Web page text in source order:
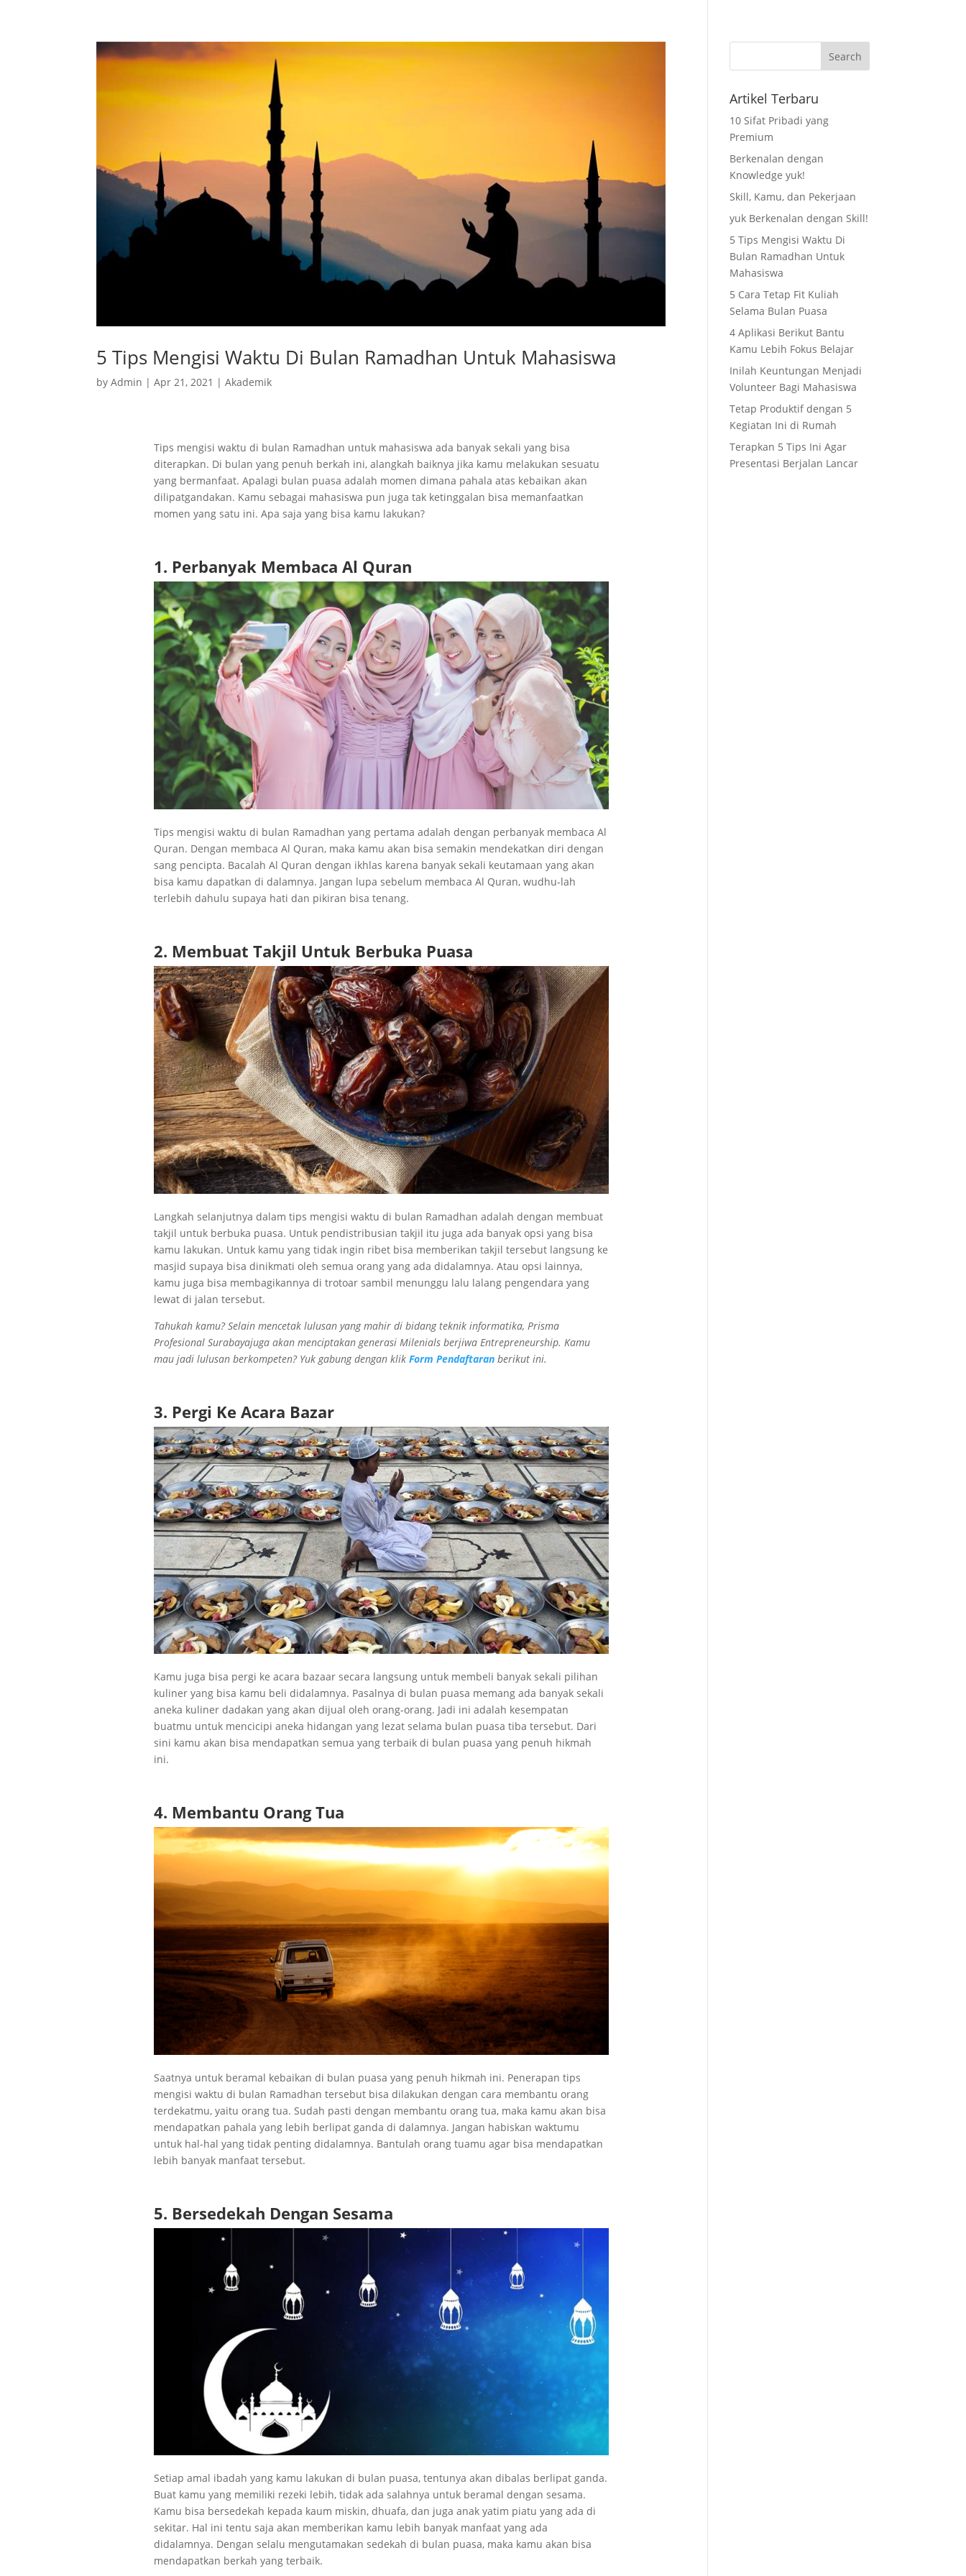
5 Tips Mengisi Waktu Di Bulan Ramadhan Untuk Mahasiswa
byAdmin |Apr 21, 2021 |Akademik
Tips mengisi waktu di bulan Ramadhan untuk mahasiswa ada banyak sekali yang bisa
diterapkan. Di bulan yang penuh berkah ini, alangkah baiknya jika kamu melakukan sesuatu
yang bermanfaat. Apalagi bulan puasa adalah momen dimana pahala atas kebaikan akan
dilipatgandakan. Kamu sebagai mahasiswa pun juga tak ketinggalan bisa memanfaatkan
momen yang satu ini. Apa saja yang bisa kamu lakukan?
1. Perbanyak Membaca Al Quran
Tips mengisi waktu di bulan Ramadhan yang pertama adalah dengan perbanyak membaca Al
Quran. Dengan membaca Al Quran, maka kamu akan bisa semakin mendekatkan diri dengan
sang pencipta. Bacalah Al Quran dengan ikhlas karena banyak sekali keutamaan yang akan
bisa kamu dapatkan di dalamnya. Jangan lupa sebelum membaca Al Quran, wudhu-lah
terlebih dahulu supaya hati dan pikiran bisa tenang.
2. Membuat Takjil Untuk Berbuka Puasa
Langkah selanjutnya dalam tips mengisi waktu di bulan Ramadhan adalah dengan membuat
takjil untuk berbuka puasa. Untuk pendistribusian takjil itu juga ada banyak opsi yang bisa
kamu lakukan. Untuk kamu yang tidak ingin ribet bisa memberikan takjil tersebut langsung ke
masjid supaya bisa dinikmati oleh semua orang yang ada didalamnya. Atau opsi lainnya,
kamu juga bisa membagikannya di trotoar sambil menunggu lalu lalang pengendara yang
lewat di jalan tersebut.
Tahukah kamu? Selain mencetak lulusan yang mahir di bidang teknik informatika, Prisma
Profesional Surabayajuga akan menciptakan generasi Milenials berjiwa Entrepreneurship. Kamu
mau jadi lulusan berkompeten? Yuk gabung dengan klik Form Pendaftaranberikut ini.
3. Pergi Ke Acara Bazar
Kamu juga bisa pergi ke acara bazaar secara langsung untuk membeli banyak sekali pilihan
kuliner yang bisa kamu beli didalamnya. Pasalnya di bulan puasa memang ada banyak sekali
aneka kuliner dadakan yang akan dijual oleh orang-orang. Jadi ini adalah kesempatan
buatmu untuk mencicipi aneka hidangan yang lezat selama bulan puasa tiba tersebut. Dari
sini kamu akan bisa mendapatkan semua yang terbaik di bulan puasa yang penuh hikmah
ini.
4. Membantu Orang Tua
Saatnya untuk beramal kebaikan di bulan puasa yang penuh hikmah ini. Penerapan tips
mengisi waktu di bulan Ramadhan tersebut bisa dilakukan dengan cara membantu orang
terdekatmu, yaitu orang tua. Sudah pasti dengan membantu orang tua, maka kamu akan bisa
mendapatkan pahala yang lebih berlipat ganda di dalamnya. Jangan habiskan waktumu
untuk hal-hal yang tidak penting didalamnya. Bantulah orang tuamu agar bisa mendapatkan
lebih banyak manfaat tersebut.
5. Bersedekah Dengan Sesama
Setiap amal ibadah yang kamu lakukan di bulan puasa, tentunya akan dibalas berlipat ganda.
Buat kamu yang memiliki rezeki lebih, tidak ada salahnya untuk beramal dengan sesama.
Kamu bisa bersedekah kepada kaum miskin, dhuafa, dan juga anak yatim piatu yang ada di
sekitar. Hal ini tentu saja akan memberikan kamu lebih banyak manfaat yang ada
didalamnya. Dengan selalu mengutamakan sedekah di bulan puasa, maka kamu akan bisa
mendapatkan berkah yang terbaik.
Artikel Terbaru
10 Sifat Pribadi yang
Premium
Berkenalan dengan
Knowledge yuk!
Skill, Kamu, dan Pekerjaan
yuk Berkenalan dengan Skill!
5 Tips Mengisi Waktu Di
Bulan Ramadhan Untuk
Mahasiswa
5 Cara Tetap Fit Kuliah
Selama Bulan Puasa
4 Aplikasi Berikut Bantu
Kamu Lebih Fokus Belajar
Inilah Keuntungan Menjadi
Volunteer Bagi Mahasiswa
Tetap Produktif dengan 5
Kegiatan Ini di Rumah
Terapkan 5 Tips Ini Agar
Presentasi Berjalan Lancar